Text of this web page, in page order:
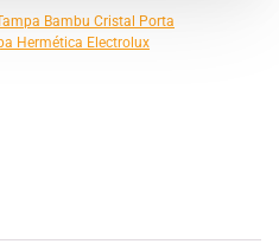
Bambu Cristal Porta
Hermética Electrolux